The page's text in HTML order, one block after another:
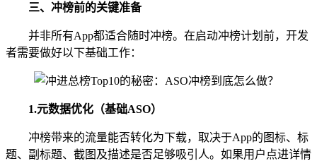
三、 冲榜前的关键准备
并非所有App都适合随时冲榜。在启动冲榜计划前，开发
者需要做好以下基础工作：
1.元数据优化（基础ASO）
冲榜带来的流量能否转化为下载，取决于App的图标、标
题、副标题、截图及描述是否足够吸引人。如果用户点进详情